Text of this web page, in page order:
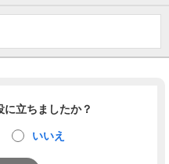
立ちましたか？
いいえ